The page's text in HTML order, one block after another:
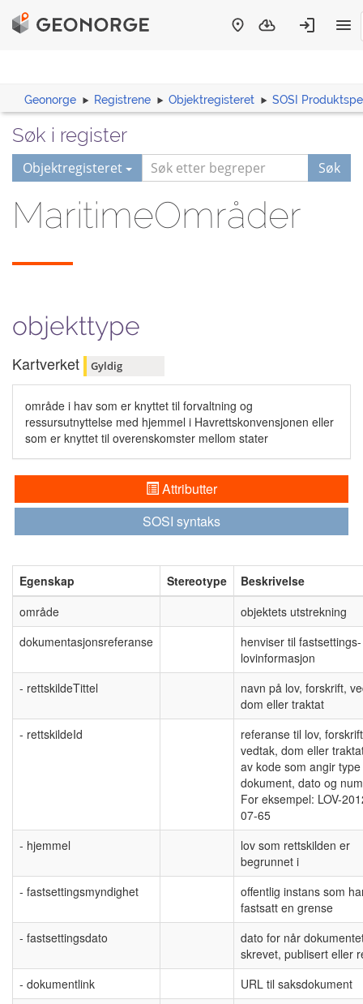
Geonorge Registrene Objektregisteret SOSI
Søk i register
Objektregisteret Søk
MaritimeOmråder
objekttype
Kartverket Gyldig
område i hav som er knyttet til forvaltning og
ressursutnyttelse med hjemmel i Havrettskonvensjonen eller
som er knyttet til overenskomster mellom stater
Attributter
SOSI syntaks
Egenskap Stereotype
Beskrivelse
område
objektets utstrekning
dokumentasjonsreferanse
henviser til
lovinformasjon
- rettskildeTittel
navn på lov, forskrift,
dom eller traktat
- rettskildeId
referanse til lov,
vedtak, dom eller
av kode som angir type
dokument, dato og
For eksempel: LOV-
07-65
- hjemmel
lov som rettskilden er
begrunnet i
- fastsettingsmyndighet
offentlig instans som
fastsatt en grense
- fastsettingsdato
dato for når
skrevet, publisert eller
- dokumentlink
URL til saksdokument